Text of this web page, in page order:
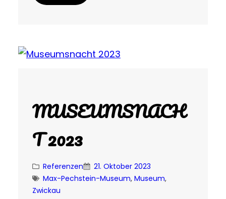
MUSEUMSNACH
T 2023
Referenzen
21. Oktober 2023
Max-Pechstein-Museum, Museum
Zwickau